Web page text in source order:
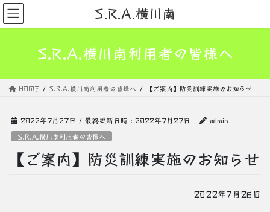
コ
ン
テ
ス
ナ
ビ
ゲ
ン
S.R.A.横川南
S.R.A.横川南利用者の皆様へ
HOME S.R.A.横川南利用者の皆様へ 【ご案内】防災訓練実施のお知らせ
2022年7月27日 / 最終更新日時 : 2022年7月27日 admin
S.R.A.横川南利用者の皆様へ
【ご案内】防災訓練実施のお知らせ
2022年7月26日